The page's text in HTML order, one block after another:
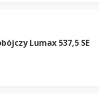
Lumax 537,5 SE